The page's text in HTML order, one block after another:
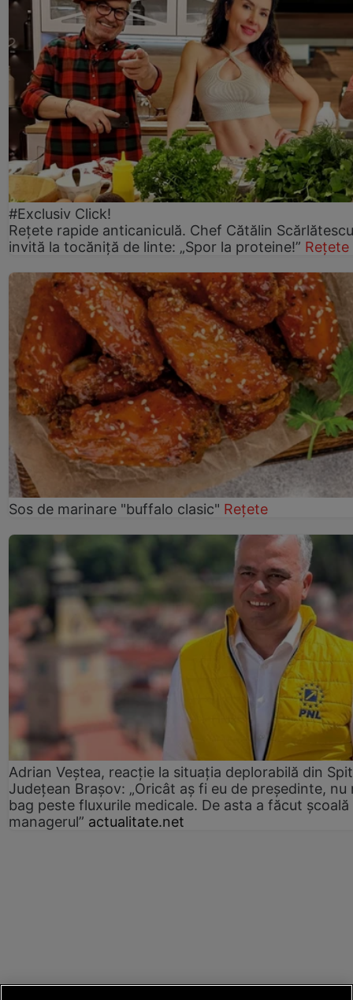
#Exclusiv Click!
Rețete rapide anticaniculă. Chef Cătălin
invită la tocăniță de linte: „Spor la proteine!” Rețete
Sos de marinare "buffalo clasic" Rețete
Adrian Veștea, reacție la situația deplorabilă din
Județean Brașov: „Oricât aș fi eu de președinte, nu
bag peste fluxurile medicale. De asta a făcut școală
managerul” actualitate.net